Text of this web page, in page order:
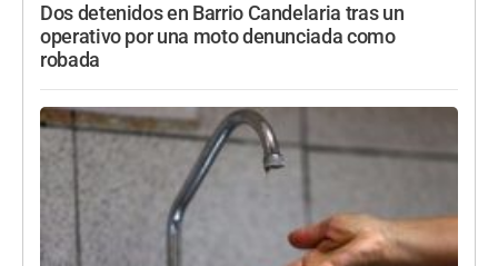
Dos detenidos en Barrio Candelaria tras un
operativo por una moto denunciada como
robada